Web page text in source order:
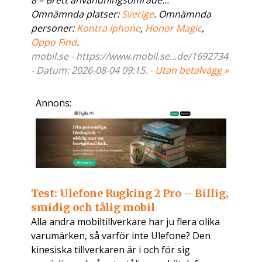
Omnämnda platser:Sverige. Omnämnda
personer:Kontra Iphone, Honor Magic,
Oppo Find.
mobil.se - https://www.mobil.se...de/1692734
- Datum: 2026-08-04 09:15. - Utan betalvägg »
Annons:
Test: Ulefone Rugking 2 Pro – Billig,
smidig och tålig mobil
Alla andra mobiltillverkare har ju flera olika
varumärken, så varför inte Ulefone? Den
kinesiska tillverkaren är i och för sig